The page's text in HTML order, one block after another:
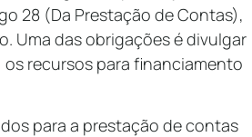
28 (Da Prestação de Contas),
Uma das obrigações é divulgar
recursos para financiamento
para a prestação de contas